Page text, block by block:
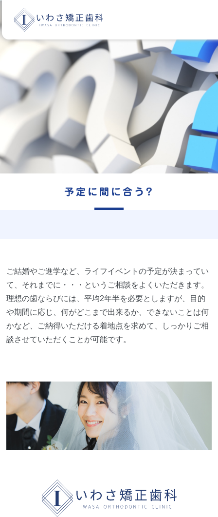
予定に間に合う?
ご結婚やご進学など、ライフイベントの予定が決まってい
て、それまでに・・・というご相談をよくいただきます。
理想の歯ならびには、平均2年半を必要としますが、目的
や期間に応じ、何がどこまで出来るか、できないことは何
かなど、ご納得いただける着地点を求めて、しっかりご相
談させていただくことが可能です。